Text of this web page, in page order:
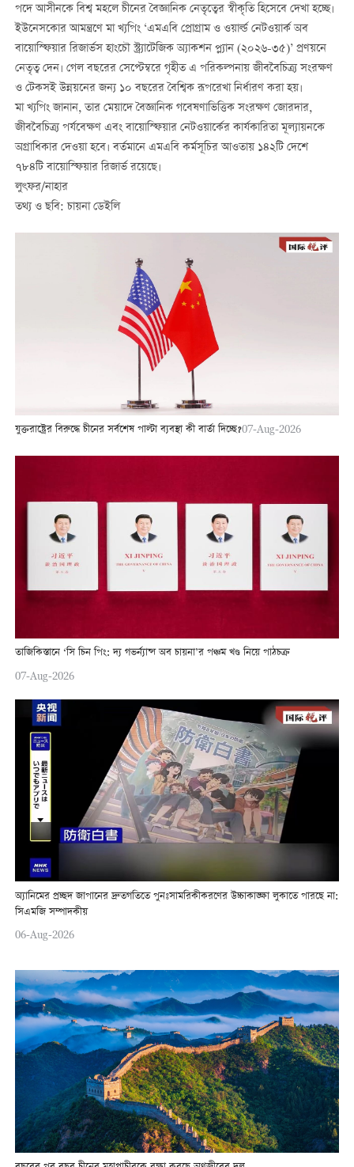
পদে আসীনকে বিশ্ব মহলে চীনের বৈজ্ঞানিক নেতৃত্বের স্বীকৃতি হিসেবে দেখা হচ্ছে।
ইউনেসকোর আমন্ত্রণে মা খ্যপিং ‘এমএবি প্রোগ্রাম ও ওয়ার্ল্ড নেটওয়ার্ক অব
বায়োস্ফিয়ার রিজার্ভস হাংচৌ স্ট্র্যাটেজিক অ্যাকশন প্ল্যান (২০২৬-৩৫)’ প্রণয়নে
নেতৃত্ব দেন। গেল বছরের সেপ্টেম্বরে গৃহীত এ পরিকল্পনায় জীববৈচিত্র্য সংরক্ষণ
ও টেকসই উন্নয়নের জন্য ১০ বছরের বৈশ্বিক রূপরেখা নির্ধারণ করা হয়।
মা খ্যপিং জানান, তার মেয়াদে বৈজ্ঞানিক গবেষণাভিত্তিক সংরক্ষণ জোরদার,
জীববৈচিত্র্য পর্যবেক্ষণ এবং বায়োস্ফিয়ার নেটওয়ার্কের কার্যকারিতা মূল্যায়নকে
অগ্রাধিকার দেওয়া হবে। বর্তমানে এমএবি কর্মসূচির আওতায় ১৪২টি দেশে
৭৮৪টি বায়োস্ফিয়ার রিজার্ভ রয়েছে।
লুৎফর/নাহার
তথ্য ও ছবি: চায়না ডেইলি
যুক্তরাষ্ট্রের বিরুদ্ধে চীনের সর্বশেষ পাল্টা ব্যবস্থা কী বার্তা দিচ্ছে?07-Aug-2026
তাজিকিস্তানে ‘সি চিন পিং: দ্য গভর্ন্যান্স অব চায়না’র পঞ্চম খণ্ড নিয়ে পাঠচক্র
07-Aug-2026
অ্যানিমের প্রচ্ছদ জাপানের দ্রুতগতিতে পুনঃসামরিকীকরণের উচ্চাকাঙ্ক্ষা লুকাতে পারছে না:
সিএমজি সম্পাদকীয়
06-Aug-2026